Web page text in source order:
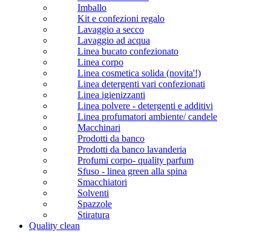
Imballo
Kit e confezioni regalo
Lavaggio a secco
Lavaggio ad acqua
Linea bucato confezionato
Linea corpo
Linea cosmetica solida (novita'!)
Linea detergenti vari confezionati
Linea igienizzanti
Linea polvere - detergenti e additivi
Linea profumatori ambiente/ candele
Macchinari
Prodotti da banco
Prodotti da banco lavanderia
Profumi corpo- quality parfum
Sfuso - linea green alla spina
Smacchiatori
Solventi
Spazzole
Stiratura
Quality clean